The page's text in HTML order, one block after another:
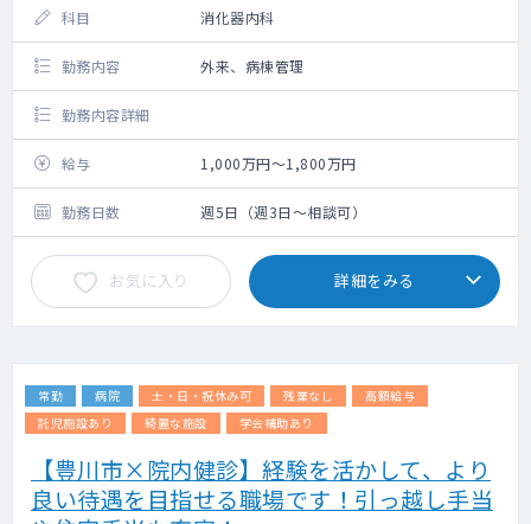
※開設可能な院は現時点では限られるため、
談 ※集患ができるまでは、専門外来の枠の中
一部の院でレントゲン・エコー
あり
◇ 電子カルテ：クリアス（Donuts社製）
・診察中に不明点があれば、専用のLINEです
ぐに専門医に相談できる環境があります。
科目 消化器内科
勤務内容 外来、病棟管理
勤務内容詳細
給与 1,000万円～1,800万円
勤務日数 週5日（週3日～相談可）
お気に入り 詳細をみる
常勤 病院 土・日・祝休み可 残業なし
高額給与
託児施設あり
綺麗な施設 学会補助あり
【豊川市×院内健診】経験を活かして、より
良い待遇を目指せる職場です！引っ越し手当